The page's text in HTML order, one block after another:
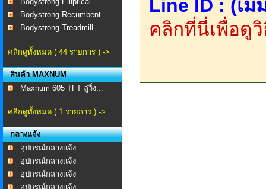
Bodystrong Recumbent ...
Bodystrong Treadmill ...
คลิกดูทั้งหมด ( 44 รายการ ) ->
สินค้า MAXNUM
Maxnum 605 TFT ลู่วิ่ง...
คลิกดูทั้งหมด ( 1 รายการ ) ->
กลางแจ้ง
อุปกรณ์กลางแจ้ง
อุปกรณ์กลางแจ้ง
อุปกรณ์กลางแจ้ง
อุปกรณ์กลางแจ้ง
Line ID : (เ
คลิกที่นี่เพื่อดูวิ